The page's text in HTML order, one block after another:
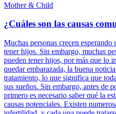
Mother & Child
¿Cuáles son las causas
Muchas personas crecen
tener hijos. Sin embargo, muchas
pueden tener hijos, por más que lo
quedar embarazada, la buena
tratamiento, lo que significa que
sus sueños. Sin embargo, antes de
primero es necesario saber qué la
causas potenciales. Existen